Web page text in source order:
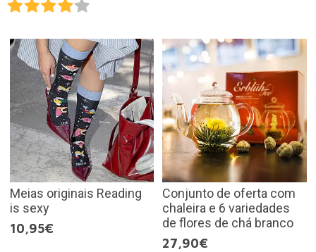
Meias originais Reading
is sexy
10,95€
Conjunto de oferta com
chaleira e 6 variedades
de flores de chá branco
27,90€